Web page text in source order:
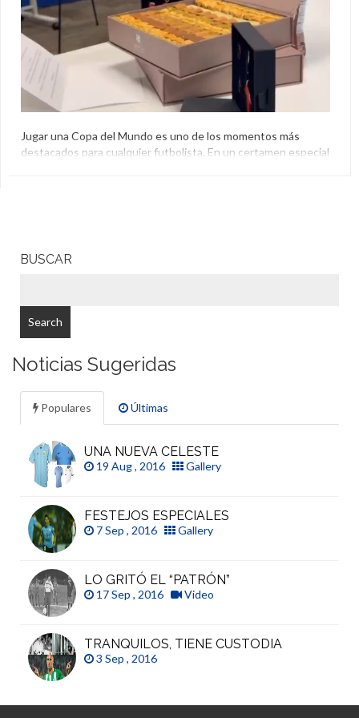
Jugar una Copa del Mundo es uno de los momentos más
destacados para cualquier futbolista. En un certamen especial
BUSCAR
Noticias Sugeridas
Populares Últimas
UNA NUEVA CELESTE
19 Aug , 2016 Gallery
FESTEJOS ESPECIALES
7 Sep , 2016 Gallery
LO GRITÓ EL “PATRÓN”
17 Sep , 2016 Video
TRANQUILOS, TIENE CUSTODIA
3 Sep , 2016